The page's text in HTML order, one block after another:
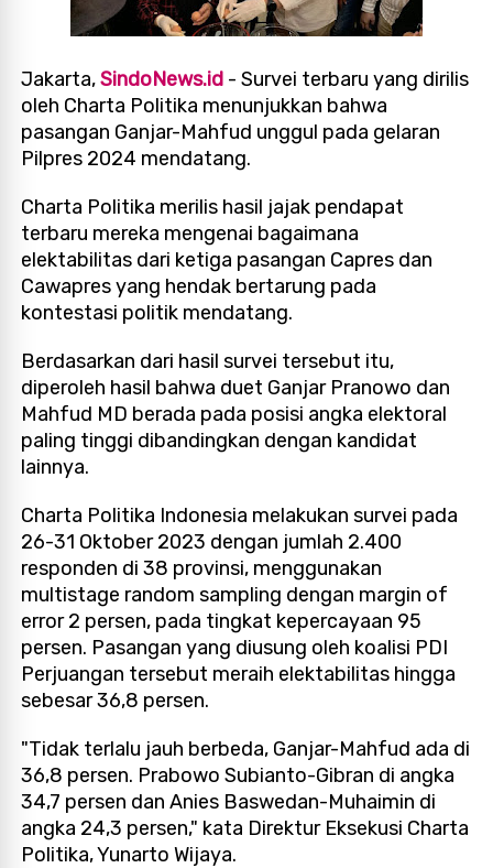
Jakarta,SindoNews.id - Survei terbaru yang dirilis
oleh Charta Politika menunjukkan bahwa
pasangan Ganjar-Mahfud unggul pada gelaran
Pilpres 2024 mendatang.
Charta Politika merilis hasil jajak pendapat
terbaru mereka mengenai bagaimana
elektabilitas dari ketiga pasangan Capres dan
Cawapres yang hendak bertarung pada
kontestasi politik mendatang.
Berdasarkan dari hasil survei tersebut itu,
diperoleh hasil bahwa duet Ganjar Pranowo dan
Mahfud MD berada pada posisi angka elektoral
paling tinggi dibandingkan dengan kandidat
lainnya.
Charta Politika Indonesia melakukan survei pada
26-31 Oktober 2023 dengan jumlah 2.400
responden di 38 provinsi, menggunakan
multistage random sampling dengan margin of
error 2 persen, pada tingkat kepercayaan 95
persen. Pasangan yang diusung oleh koalisi PDI
Perjuangan tersebut meraih elektabilitas hingga
sebesar 36,8 persen.
"Tidak terlalu jauh berbeda, Ganjar-Mahfud ada di
36,8 persen. Prabowo Subianto-Gibran di angka
34,7 persen dan Anies Baswedan-Muhaimin di
angka 24,3 persen," kata Direktur Eksekusi Charta
Politika, Yunarto Wijaya.